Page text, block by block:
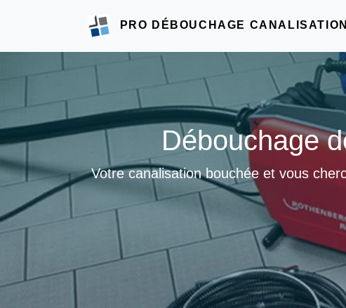
PRO DÉBOUCHAGE CANALISATION
Débouchage
Votre canalisation bouchée et vous